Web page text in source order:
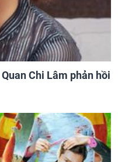
Chi Lâm phản hồi